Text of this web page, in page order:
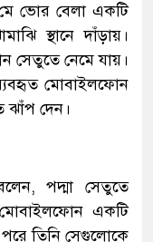
ভোর বেলা একটি
স্থানে দাঁড়ায়।
সেতুতে নেমে যায়।
মোবাইলফোন
ঝাঁপ দেন।
পদ্মা সেতুতে
একটি
পরে তিনি সেগুলোকে